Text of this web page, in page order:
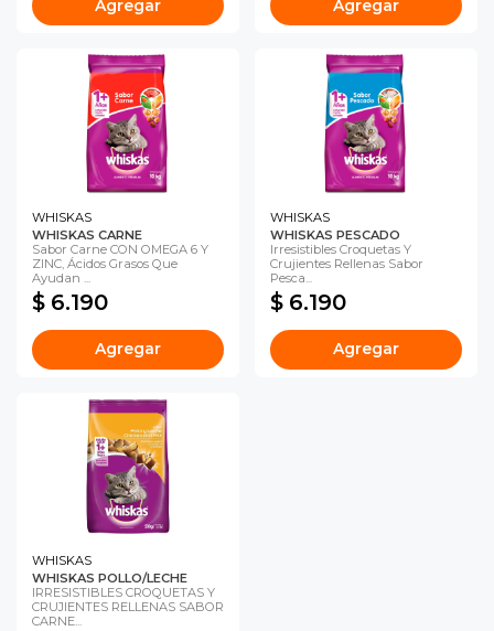
Agregar Agregar
WHISKAS
WHISKAS CARNE
Sabor Carne CON OMEGA 6 Y
ZINC, Ácidos Grasos Que
Ayudan ...
$ 6.190
Agregar
WHISKAS
WHISKAS PESCADO
Irresistibles Croquetas Y
Crujientes Rellenas Sabor
Pesca...
$ 6.190
Agregar
WHISKAS
WHISKAS POLLO/LECHE
IRRESISTIBLES CROQUETAS Y
CRUJIENTES RELLENAS SABOR
CARNE...